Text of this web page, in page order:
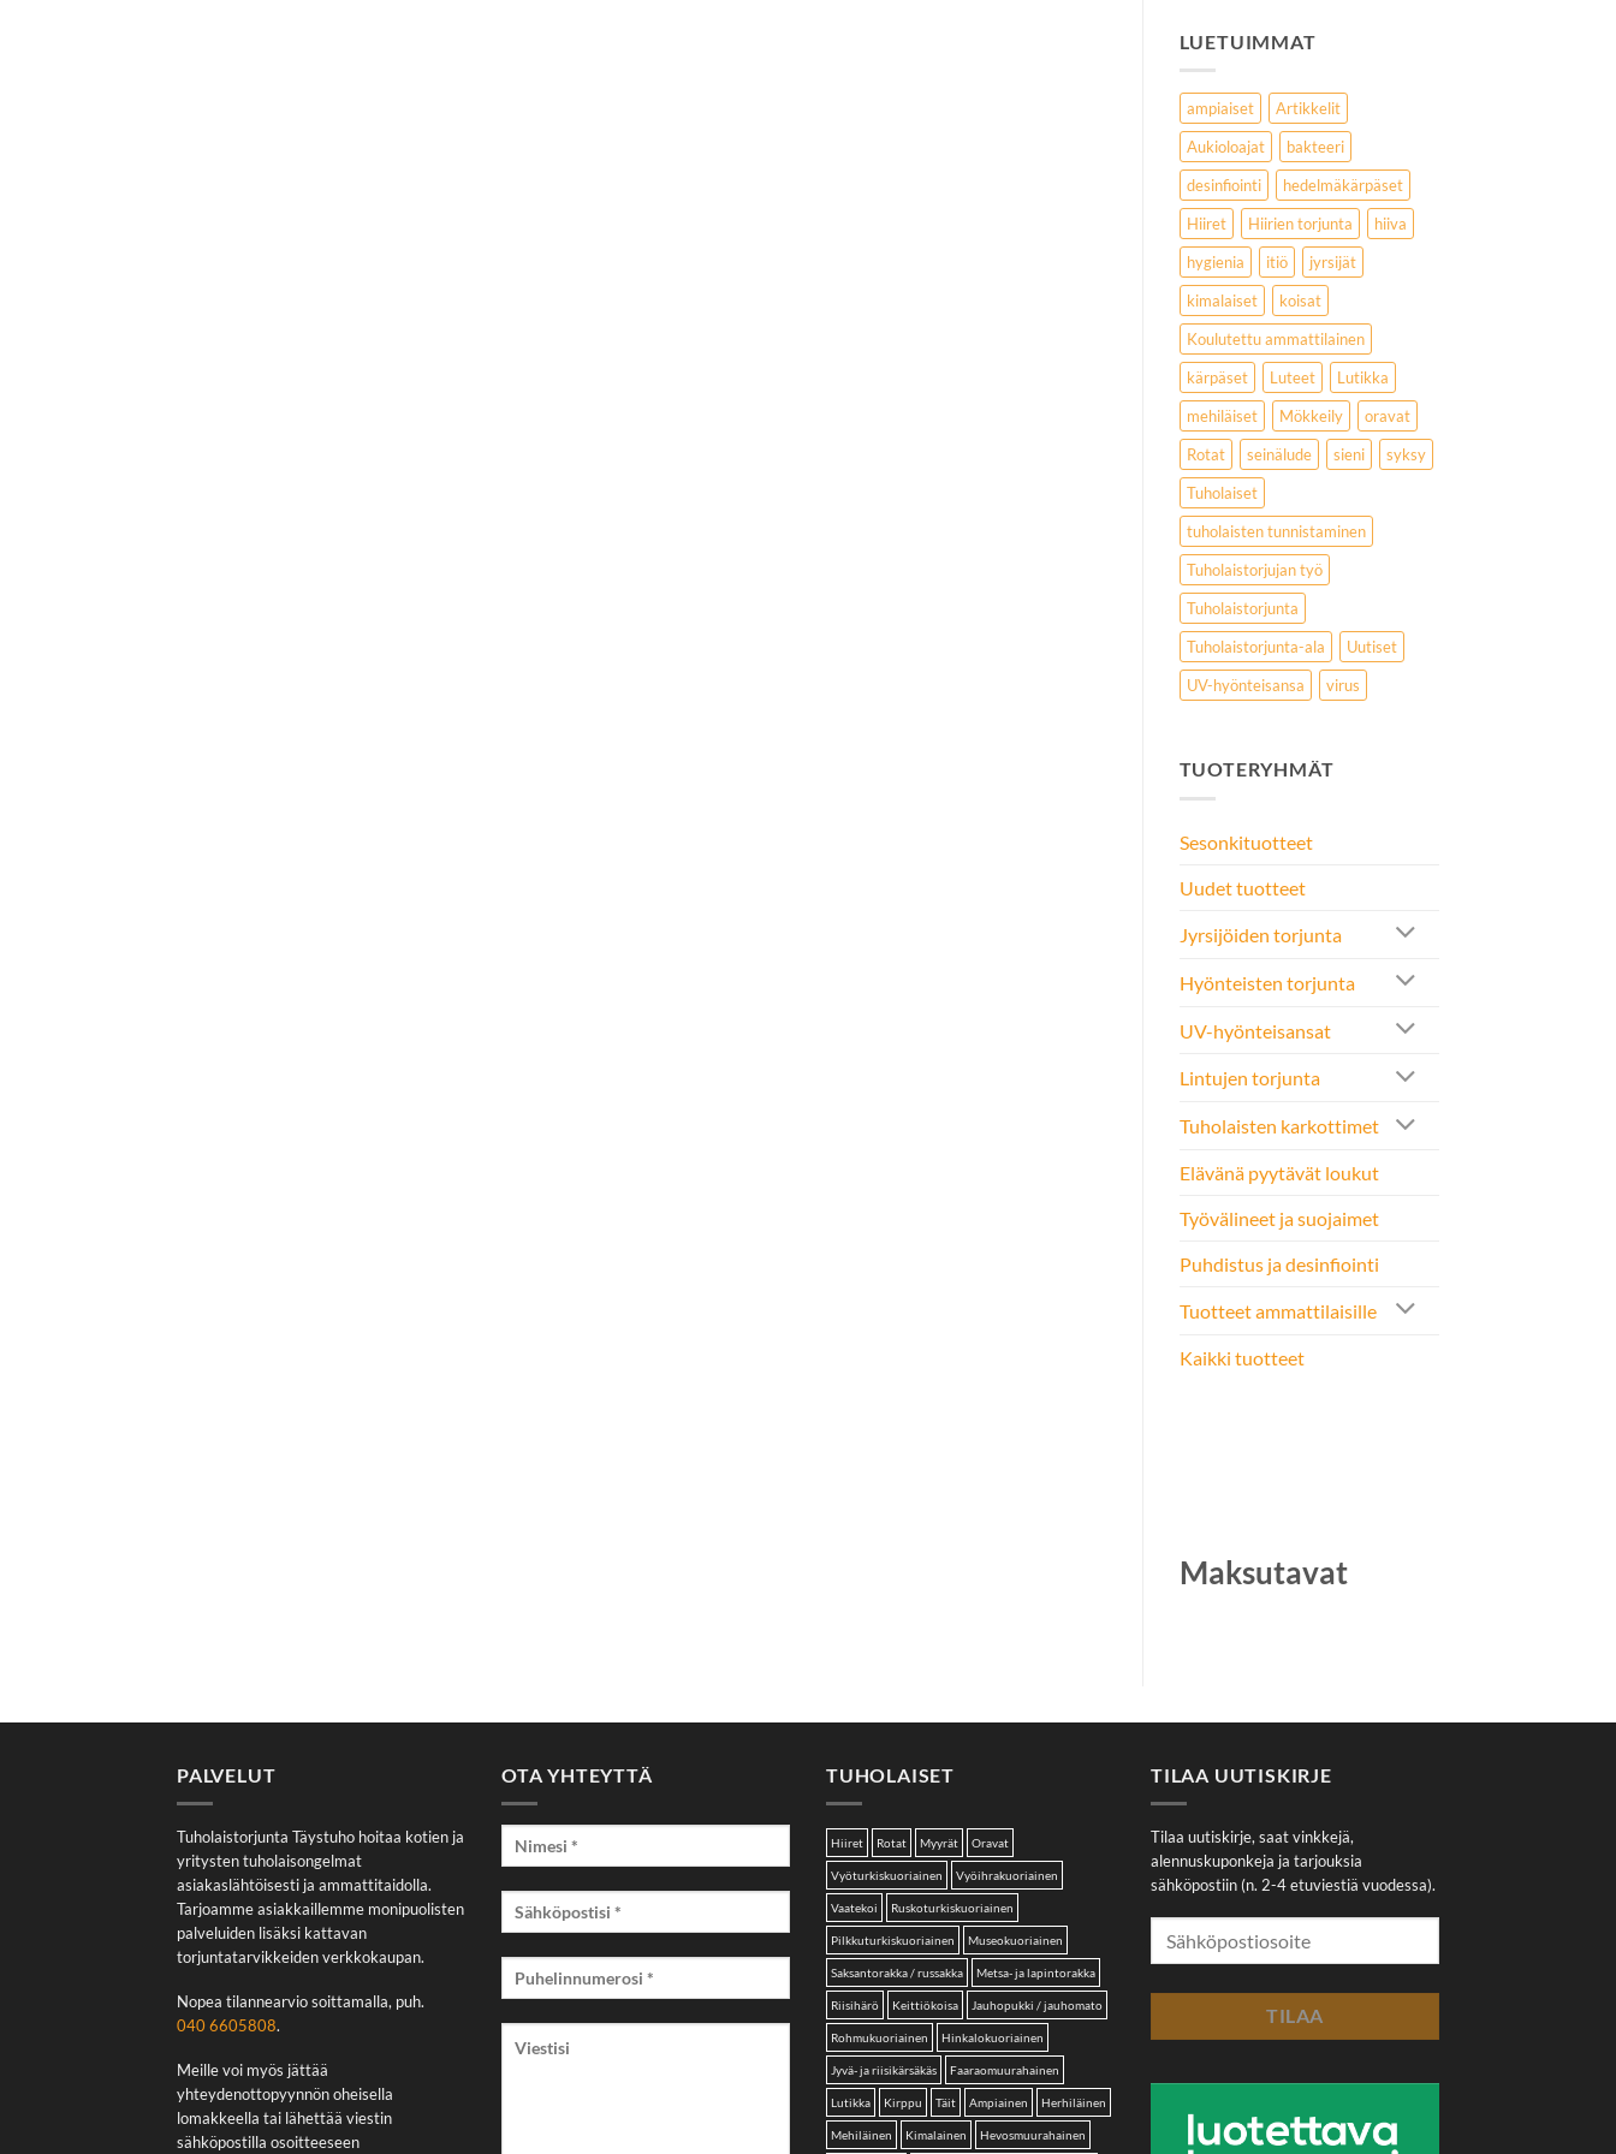
LUETUIMMAT
ampiaiset
Artikkelit
Aukioloajat
bakteeri
desinfiointi
hedelmäkärpäset
Hiiret
Hiirien torjunta
hiiva
hygienia
itiö
jyrsijät
kimalaiset
koisat
Koulutettu ammattilainen
kärpäset
Luteet
Lutikka
mehiläiset
Mökkeily
oravat
Rotat
seinälude sieni
syksy
Tuholaiset
tuholaisten tunnistaminen
Tuholaistorjujan työ
Tuholaistorjunta
Tuholaistorjunta-ala
Uutiset
UV-hyönteisansa
virus
TUOTERYHMÄT
Sesonkituotteet
Uudet tuotteet
Jyrsijöiden torjunta
Hyönteisten torjunta
UV-hyönteisansat
Lintujen torjunta
Tuholaisten karkottimet
Elävänä pyytävät loukut
Työvälineet ja suojaimet
Puhdistus ja desinfiointi
Tuotteet ammattilaisille
Kaikki tuotteet
Maksutavat
PALVELUT
Tuholaistorjunta Täystuho hoitaa kotien ja
yritysten tuholaisongelmat
asiakaslähtöisesti ja ammattitaidolla.
Tarjoamme asiakkaillemme monipuolisten
palveluiden lisäksi kattavan
torjuntatarvikkeiden verkkokaupan.
Nopea tilannearvio soittamalla, puh.
040 6605808.
Meille voi myös jättää
yhteydenottopyynnön oheisella
lomakkeella tai lähettää viestin
sähköpostilla osoitteeseen
OTA YHTEYTTÄ TUHOLAISET
Hiiret Rotat Myyrät Oravat
Vyöturkiskuoriainen Vyöihrakuoriainen
Vaatekoi Ruskoturkiskuoriainen
Pilkkuturkiskuoriainen Museokuoriainen
Saksantorakka / russakka Metsa- ja lapintorakka
Riisihärö Keittiökoisa Jauhopukki / jauhomato
Rohmukuoriainen Hinkalokuoriainen
Jyvä- ja riisikärsäkäs Faaraomuurahainen
Lutikka Kirppu Täit Ampiainen Herhiläinen
Mehiläinen Kimalainen Hevosmuurahainen
TILAA UUTISKIRJE
Tilaa uutiskirje, saat vinkkejä,
alennuskuponkeja ja tarjouksia
sähköpostiin (n. 2-4 etuviestiä vuodessa).